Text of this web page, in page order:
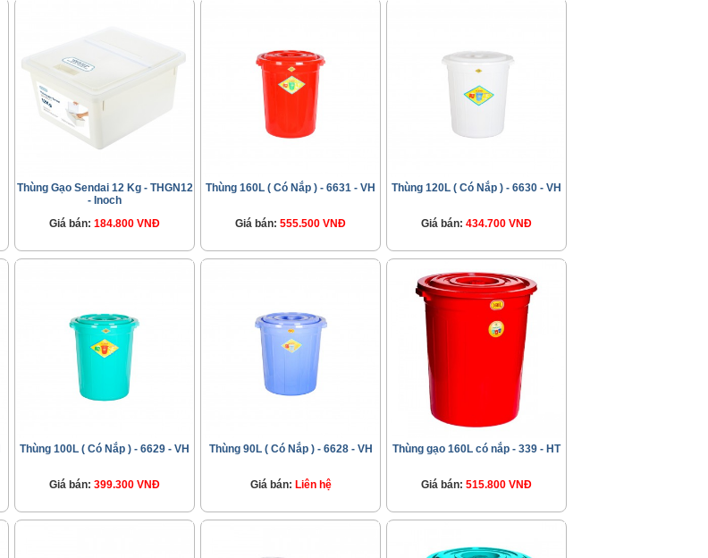
Thùng Gạo Sendai 12 Kg - THGN12
- Inoch
Giá bán: 184.800 VNĐ
Thùng 160L ( Có Nắp ) - 6631 - VH
Giá bán: 555.500 VNĐ
Thùng 120L ( Có Nắp ) - 6630 - VH
Giá bán: 434.700 VNĐ
Thùng 100L ( Có Nắp ) - 6629 - VH
Giá bán: 399.300 VNĐ
Thùng 90L ( Có Nắp ) - 6628 - VH
Giá bán: Liên hệ
Thùng gạo 160L có nắp - 339 - HT
Giá bán: 515.800 VNĐ